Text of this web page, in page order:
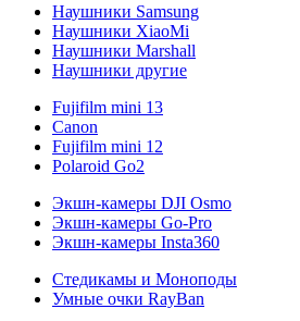
Наушники Samsung
Наушники XiaoMi
Наушники Marshall
Наушники другие
Fujifilm mini 13
Canon
Fujifilm mini 12
Polaroid Go2
Экшн-камеры DJI Osmo
Экшн-камеры Go-Pro
Экшн-камеры Insta360
Стедикамы и Моноподы
Умные очки RayBan